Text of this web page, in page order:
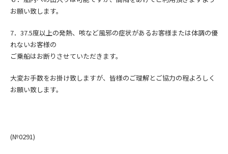
お願い致します。
7． 37.5度以上の発熱、咳など風邪の症状があるお客様または体調の優
れないお客様の
ご乗船はお断りさせていただきます。
大変お手数をお掛け致しますが、皆様のご理解とご協力の程よろしく
お願い致します。
(№0291)